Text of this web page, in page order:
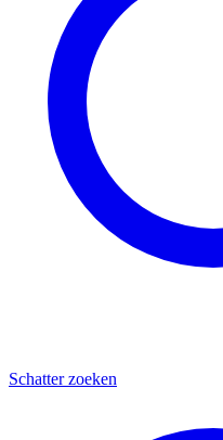
Schatter zoeken